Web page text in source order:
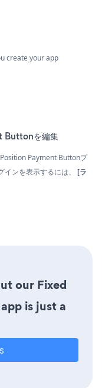
create your app
Buttonを編集
Payment Buttonプ
ンを表示するには、 [ラ
our Fixed
is just a